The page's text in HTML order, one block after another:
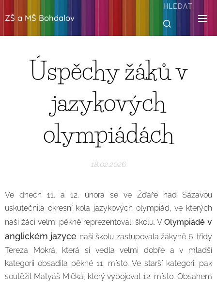
ZŠ a MŠ Bohdalov
HLEDAT
Úspěchy žáků v
jazykových
olympiádách
18.02.2026
Ve dnech 11. a 12. února se ve Žďáře nad Sázavou
uskutečnila okresní kola jazykových olympiád, ve kterých
naši žáci velmi pěkně reprezentovali školu. V Olympiádě v
anglickém jazyce naši školu zastupovala žákyně 6. třídy
Tereza Mokrá, která si vedla velmi dobře a v mladší
kategorii obsadila pěkné 11. místo. Ve starší kategorii pak
soutěžil Matyáš Mička, který vybojoval 12. místo. Obsahem